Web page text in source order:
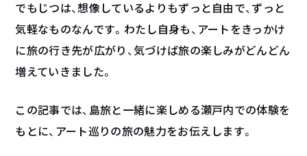
でもじつは、想像しているよりもずっと自由で、ずっと
気軽なものなんです。わたし自身も、アートをきっかけ
に旅の行き先が広がり、気づけば旅の楽しみがどんどん
増えていきました。
この記事では、島旅と一緒に楽しめる瀬戸内での体験を
もとに、アート巡りの旅の魅力をお伝えします。